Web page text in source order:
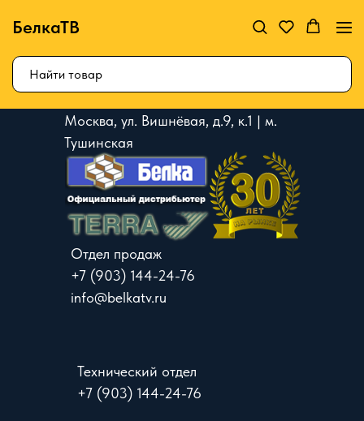
БелкаТВ
Москва, ул. Вишнёвая, д.9, к.1 | м.
Тушинская
Отдел продаж
+7 (903) 144-24-76
info@belkatv.ru
Технический отдел
+7 (903) 144-24-76